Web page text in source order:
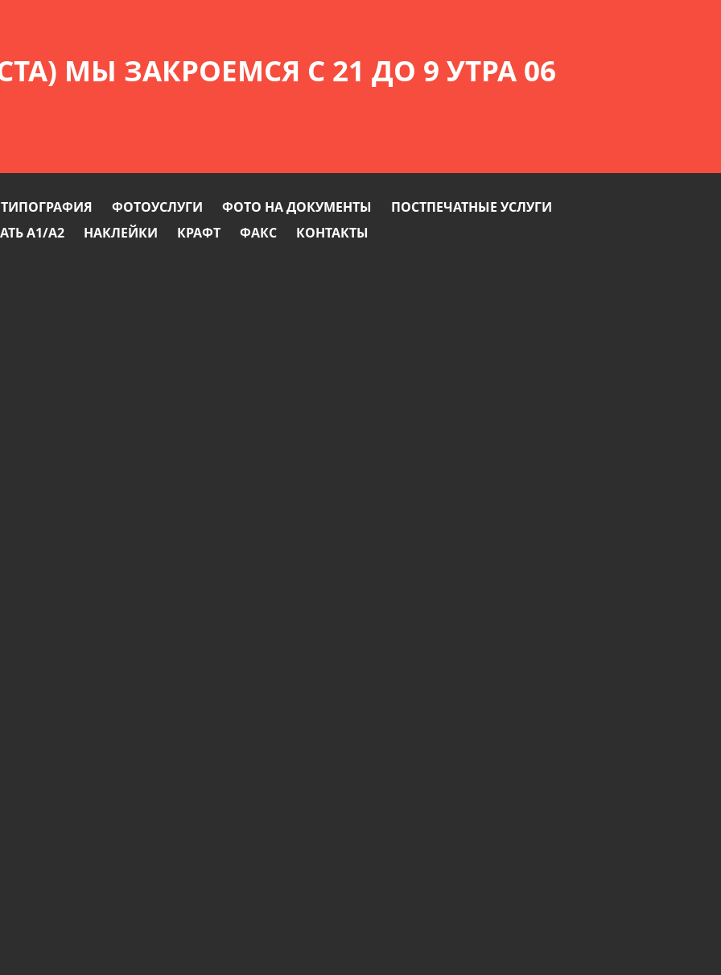
МЫ ЗАКРОЕМСЯ С 21 ДО 9 УТРА 06
ТИПОГРАФИЯ ФОТОУСЛУГИ ФОТО НА ДОКУМЕНТЫ
ПОСТПЕЧАТНЫЕ УСЛУГИ
А1/А2 НАКЛЕЙКИ КРАФТ ФАКС КОНТАКТЫ